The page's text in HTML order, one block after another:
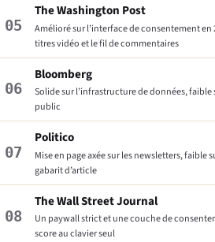
05
The Washington Post
Amélioré sur l’interface de consentement en
titres vidéo et le fil de commentaires
06
Bloomberg
Solide sur l’infrastructure de données,
public
07
Politico
Mise en page axée sur les newsletters, faible
gabarit d’article
08
The Wall Street Journal
Un paywall strict et une couche de
score au clavier seul